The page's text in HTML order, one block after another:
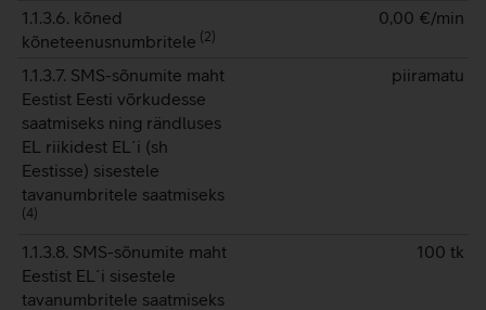
1.1.3.6. kõned
kõneteenusnumbritele (2)
0,00 €/min
1.1.3.7. SMS-sõnumite maht
Eestist Eesti võrkudesse
saatmiseks ning rändluses
EL riikidest EL´i (sh
Eestisse) sisestele
tavanumbritele saatmiseks
(4)
piiramatu
1.1.3.8. SMS-sõnumite maht
Eestist EL´i sisestele
tavanumbritele saatmiseks
100 tk